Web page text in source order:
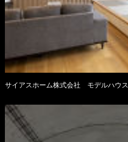
サイアスホーム株式会社 モデルハウス